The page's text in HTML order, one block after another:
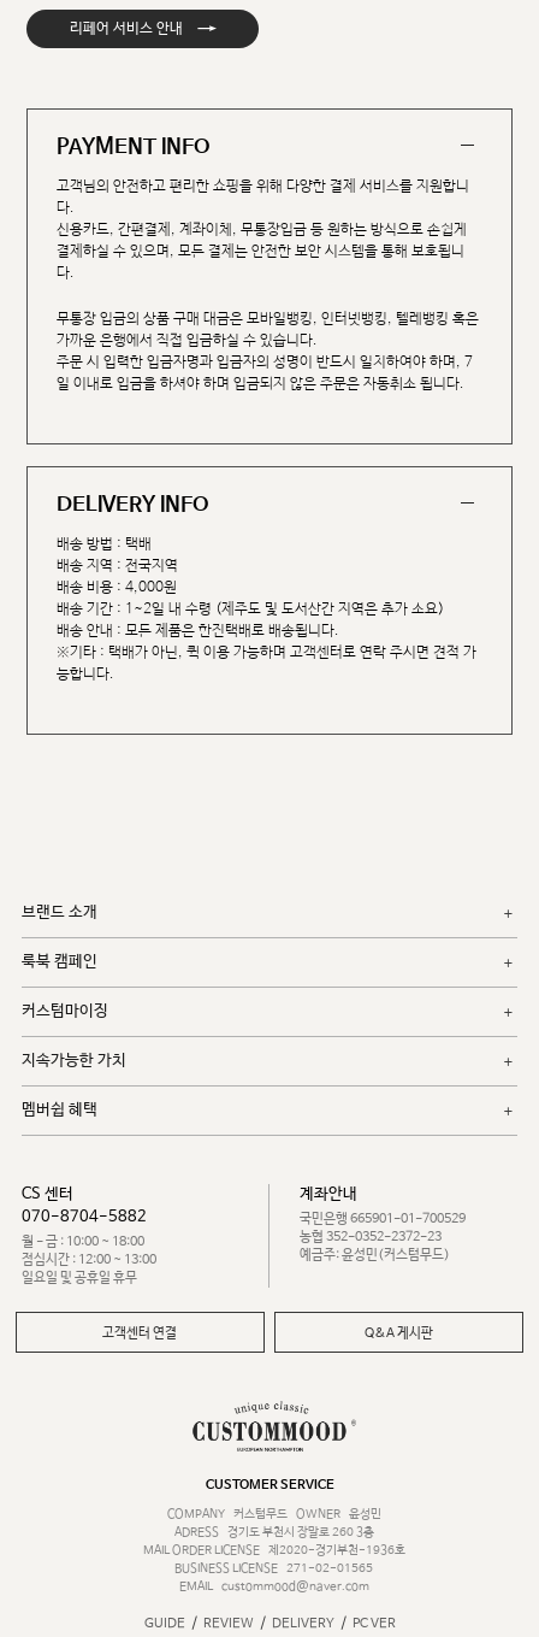
리페어 서비스 안내 →
PAYMENT INFO
고객님의 안전하고 편리한 쇼핑을 위해 다양한 결제 서비스를 지원합니
다.
신용카드, 간편결제, 계좌이체, 무통장입금 등 원하는 방식으로 손쉽게
결제하실 수 있으며, 모든 결제는 안전한 보안 시스템을 통해 보호됩니
다.
무통장 입금의 상품 구매 대금은 모바일뱅킹, 인터넷뱅킹, 텔레뱅킹 혹은
가까운 은행에서 직접 입금하실 수 있습니다.
주문 시 입력한 입금자명과 입금자의 성명이 반드시 일치하여야 하며, 7
일 이내로 입금을 하셔야 하며 입금되지 않은 주문은 자동취소 됩니다.
DELIVERY INFO
배송 방법 : 택배
배송 지역 : 전국지역
배송 비용 : 4,000원
배송 기간 : 1~2일 내 수령 (제주도 및 도서산간 지역은 추가 소요)
배송 안내 : 모든 제품은 한진택배로 배송됩니다.
※기타 : 택배가 아닌, 퀵 이용 가능하며 고객센터로 연락 주시면 견적 가
능합니다.
브랜드 소개
룩북 캠페인
커스텀마이징
지속가능한 가치
멤버쉽 혜택
CS 센터
070-8704-5882
월 - 금 : 10:00 ~ 18:00
점심시간 : 12:00 ~ 13:00
일요일 및 공휴일 휴무
계좌안내
국민은행 665901-01-700529
농협 352-0352-2372-23
예금주: 윤성민(커스텀무드)
고객센터 연결 Q&A 게시판
CUSTOMER SERVICE
COMPANY
커스텀무드 OWNER
윤성민
ADRESS
경기도 부천시 장말로 260 3층
MAIL ORDER LICENSE
제2020-경기부천-1936호
BUSINESS LICENSE 271-02-01565
EMAIL
custommood@naver.com
GUIDE / REVIEW / DELIVERY / PC VER